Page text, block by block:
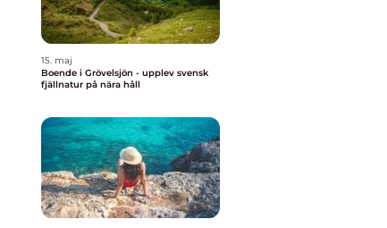
15. maj
Boende i Grövelsjön - upplev svensk
fjällnatur på nära håll